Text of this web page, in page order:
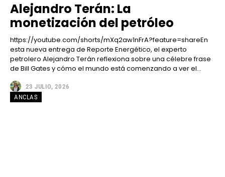
Alejandro Terán: La
monetización del petróleo
https://youtube.com/shorts/mXq2aw1nFrA?feature=share​En
esta nueva entrega de Reporte Energético, el experto
petrolero Alejandro Terán reflexiona sobre una célebre frase
de Bill Gates y cómo el mundo está comenzando a ver el...
23 JULIO, 2026
ANCLAS